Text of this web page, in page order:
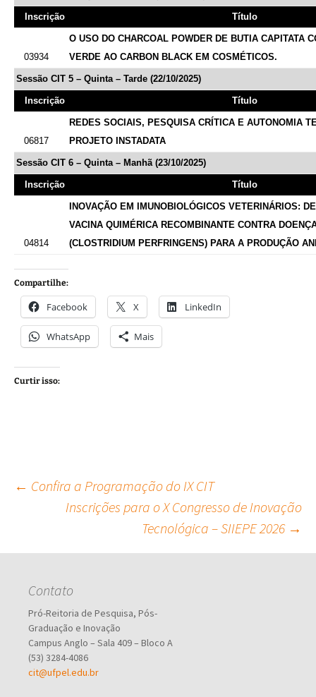
Inscrição Título
03934
O USO DO CHARCOAL POWDER DE BUTIA CAPITATA
VERDE AO CARBON BLACK EM COSMÉTICOS.
Sessão CIT 5 – Quinta – Tarde (22/10/2025)
Inscrição Título
06817
REDES SOCIAIS, PESQUISA CRÍTICA E AUTONOMIA
PROJETO INSTADATA
Sessão CIT 6 – Quinta – Manhã (23/10/2025)
Inscrição Título
04814
INOVAÇÃO EM IMUNOBIOLÓGICOS VETERINÁRIOS:
VACINA QUIMÉRICA RECOMBINANTE CONTRA
(CLOSTRIDIUM PERFRINGENS) PARA A PRODUÇÃO
Compartilhe:
Facebook X LinkedIn
WhatsApp Mais
Curtir isso:
Navegação
posts
← Confira a Programação do IX CIT
Inscrições para o X Congresso de Inovação
Tecnológica – SIIEPE 2026 →
Contato
Pró-Reitoria de Pesquisa, Pós-
Graduação e Inovação
Campus Anglo – Sala 409 – Bloco A
(53) 3284-4086
cit@ufpel.edu.br